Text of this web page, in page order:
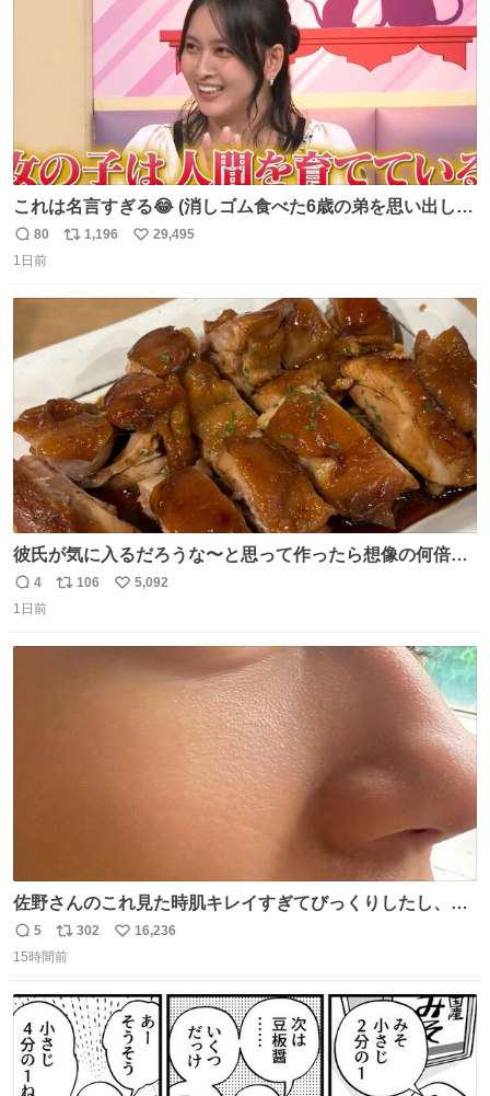
これは名言すぎる😂 (消しゴム食べた6歳の弟を思い出しな
がら)
返
信
80
リ
数
1,196
い
数
29,495
1日前
彼氏が気に入るだろうな〜と思って作ったら想像の何倍も
美味しい美味しい言ってくれて嬉しい
返
信
4
リ
106
い
5,092
1日前
佐野さんのこれ見た時肌キレイすぎてびっくりしたし、や
はりアイドルって体型･肌管理すごすぎる
返
信
5
リ
ポ
ト
302
い
数
16,236
15時間前